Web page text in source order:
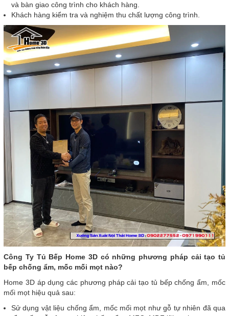
và bàn giao công trình cho khách hàng.
Khách hàng kiểm tra và nghiệm thu chất lượng công trình.
Công Ty Tủ Bếp Home 3D có những phương pháp cải tạo tủ
bếp chống ẩm, mốc mối mọt nào?
Home 3D áp dụng các phương pháp cải tạo tủ bếp chống ẩm, mốc
mối mọt hiệu quả sau:
Sử dụng vật liệu chống ẩm, mốc mối mọt như gỗ tự nhiên đã qua